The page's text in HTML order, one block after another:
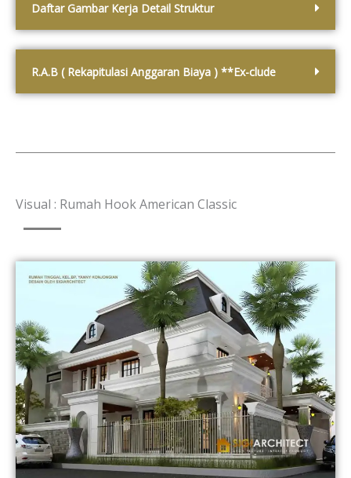
Daftar Gambar Kerja Detail Struktur
R.A.B ( Rekapitulasi Anggaran Biaya ) **Ex-clude
Visual : Rumah Hook American Classic